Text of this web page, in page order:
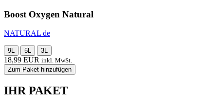
Boost Oxygen Natural
NATURAL de
9L 5L 3L
18,99 EUR inkl. MwSt.
Zum Paket hinzufügen
IHR PAKET